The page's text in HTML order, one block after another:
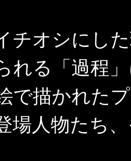
チオシにし
れる「過程
で描かれた
場人物たち